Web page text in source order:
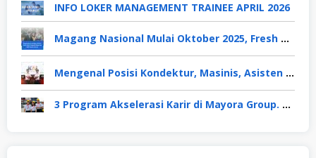
INFO LOKER MANAGEMENT TRAINEE APRIL 2026
Magang Nasional Mulai Oktober 2025, Fresh Graduate Dapat Gaji UMP Selama 6 Bulan
Mengenal Posisi Kondektur, Masinis, Asisten PPKA, Pemeliharaan Sarana dan Prasarana, Polsuska (Polisi Khusus Kereta Api), di PT KAI
3 Program Akselerasi Karir di Mayora Group. Apa Saja? Berikut Penjelasannya